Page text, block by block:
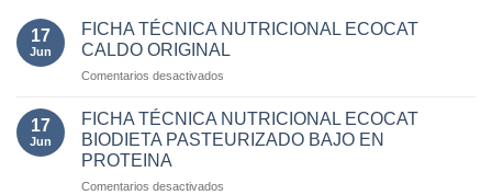
17
Jun
FICHA TÉCNICA NUTRICIONAL ECOCAT
CALDO ORIGINAL
Comentarios desactivados
TÉCNICA
NUTRICIONAL
ECOCAT
17
Jun
FICHA TÉCNICA NUTRICIONAL ECOCAT
BIODIETA PASTEURIZADO BAJO EN
PROTEINA
Comentarios desactivados